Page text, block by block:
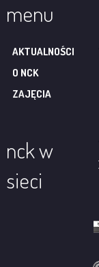
menu
AKTUALNOŚCI
O NCK
ZAJĘCIA
nck w
sieci